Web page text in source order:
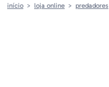
início loja online predadores